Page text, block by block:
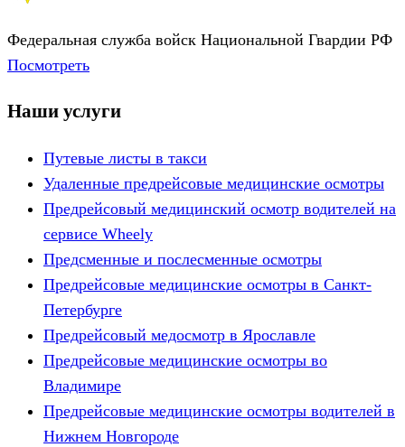
Федеральная служба войск Национальной Гвардии РФ
Посмотреть
Наши услуги
Путевые листы в такси
Удаленные предрейсовые медицинские осмотры
Предрейсовый медицинский осмотр водителей на
сервисе Wheely
Предсменные и послесменные осмотры
Предрейсовые медицинские осмотры в Санкт-
Петербурге
Предрейсовый медосмотр в Ярославле
Предрейсовые медицинские осмотры во
Владимире
Предрейсовые медицинские осмотры водителей в
Нижнем Новгороде